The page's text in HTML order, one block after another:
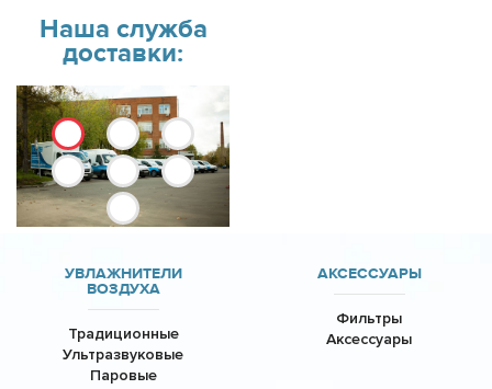
Наша служба
доставки:
УВЛАЖНИТЕЛИ
ВОЗДУХА
Традиционные
Ультразвуковые
Паровые
АКСЕССУАРЫ
Фильтры
Аксессуары